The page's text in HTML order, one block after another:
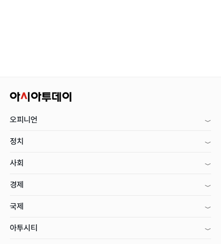
오피니언
정치
사회
경제
국제
아투시티